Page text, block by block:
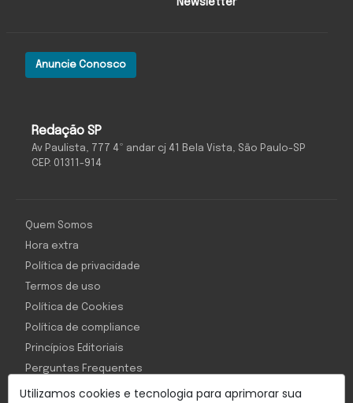
Utilizamos cookies e tecnologia para aprimorar sua
Redação SP
Av Paulista, 777 4º andar cj 41 Bela Vista, São Paulo-SP
CEP: 01311-914
Anuncie Conosco
Newsletter
Quem Somos
Hora extra
Política de privacidade
Termos de uso
Política de Cookies
Política de compliance
Princípios Editoriais
Perguntas Frequentes